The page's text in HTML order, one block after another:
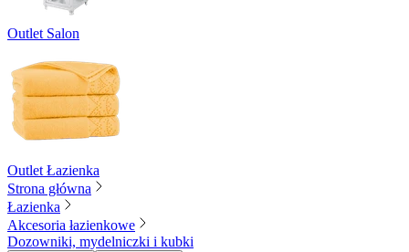
Outlet Salon
Outlet Łazienka
Strona główna
Łazienka
Akcesoria łazienkowe
Dozowniki, mydelniczki i kubki